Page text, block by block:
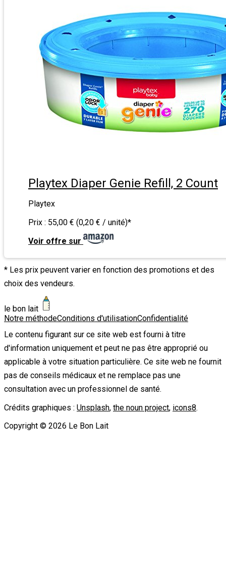
Playtex Diaper Genie Refill, 2 Count
Playtex
Prix : 55,00 € (0,20 € / unité)*
Voir offre sur
* Les prix peuvent varier en fonction des promotions et des
choix des vendeurs.
le bon lait
Notre méthodeConditions d'utilisationConfidentialité
Le contenu figurant sur ce site web est fourni à titre
d'information uniquement et peut ne pas être approprié ou
applicable à votre situation particulière. Ce site web ne fournit
pas de conseils médicaux et ne remplace pas une
consultation avec un professionnel de santé.
Crédits graphiques : Unsplash, the noun project, icons8.
Copyright © 2026 Le Bon Lait